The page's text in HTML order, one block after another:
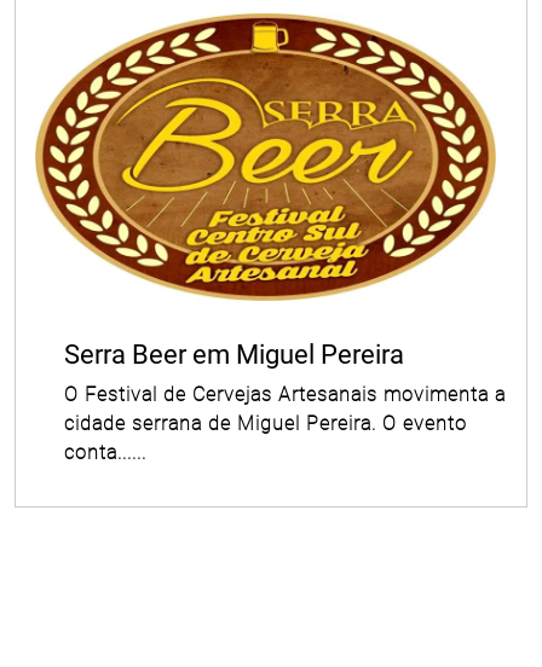
Serra Beer em Miguel Pereira
O Festival de Cervejas Artesanais movimenta a
cidade serrana de Miguel Pereira. O evento
conta......